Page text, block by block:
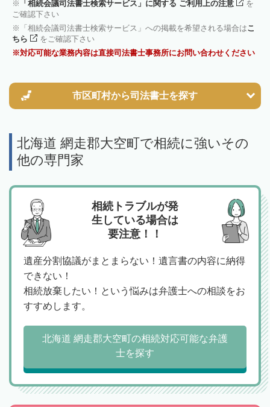
「相続会議司法書士検索サービス」に関する ご利用上の注意
を
ご確認下さい
「相続会議司法書士検索サービス」への掲載を希望される場合はこ
ちら
をご確認下さい
対応可能な業務内容は直接司法書士事務所にお問い合わせください
市区町村から司法書士を探す
北海道 網走郡大空町で相続に強いその
他の専門家
相続トラブルが発
生している場合は
要注意！！
遺産分割協議がまとまらない！遺言書の内容に納得
できない！
相続放棄したい！という悩みは弁護士への相談をお
すすめします。
北海道 網走郡大空町の相続対応可能な弁護
士を探す